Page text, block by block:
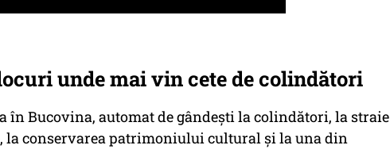
unde mai vin cete de colindători
în Bucovina, automat de gândești la colindători, la straie
la conservarea patrimoniului cultural și la una din